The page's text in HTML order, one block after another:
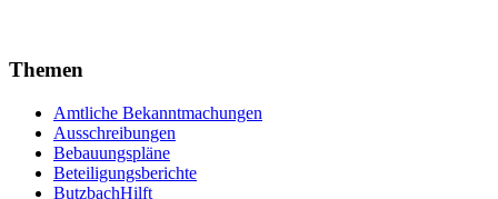
Themen
Amtliche Bekanntmachungen
Ausschreibungen
Bebauungspläne
Beteiligungsberichte
ButzbachHilft